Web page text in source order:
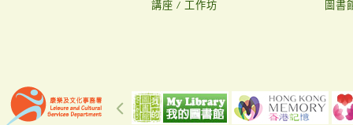
講座 / 工作坊
圖書